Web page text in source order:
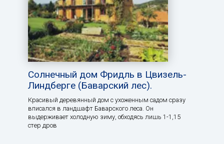
Солнечный дом Фридль в Цвизель-
Линдберге (Баварский лес).
Красивый деревянный дом с ухоженным садом сразу
вписался в ландшафт Баварского леса. Он
выдерживает холодную зиму, обходясь лишь 1-1,15
стер дров